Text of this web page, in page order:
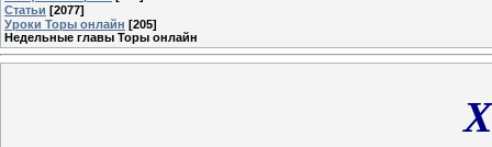
Статьи [2077]
Уроки Торы онлайн [205]
Недельные главы Торы онлайн